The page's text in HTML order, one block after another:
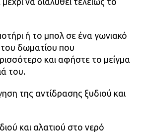
ή το μπολ σε ένα γωνιακό
του δωματίου που
και αφήστε το μείγμα
του.
της αντίδρασης ξυδιού και
και αλατιού στο νερό